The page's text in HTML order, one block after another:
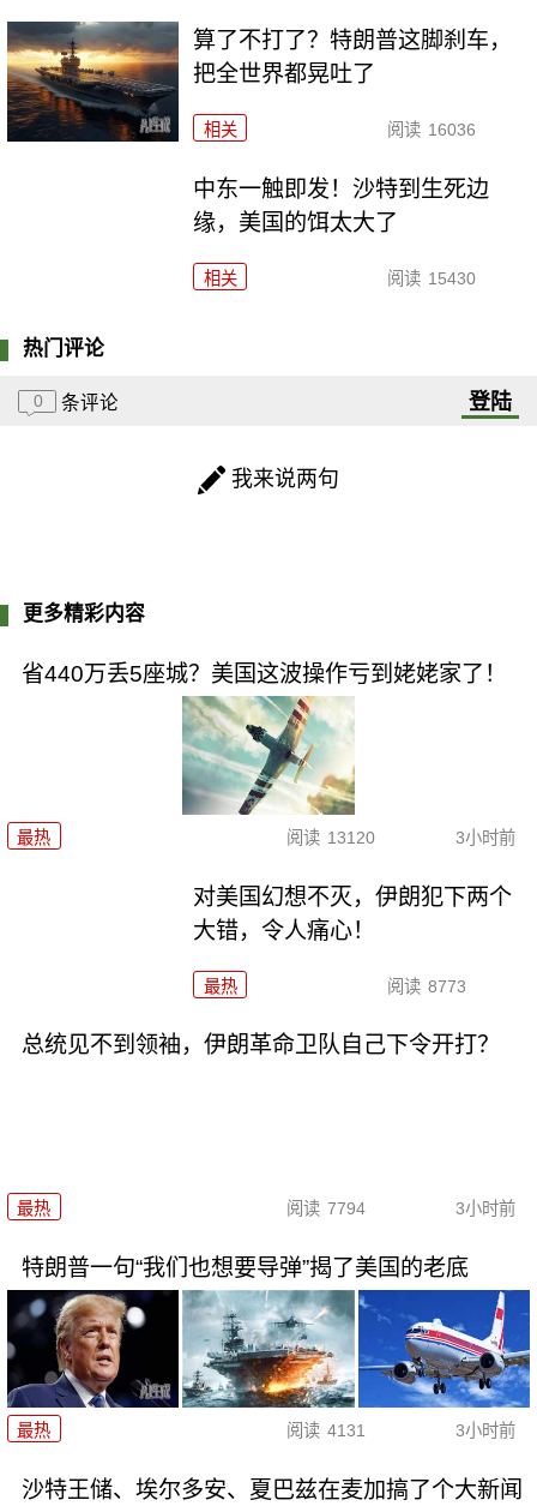
算了不打了？特朗普这脚刹车，
把全世界都晃吐了
相关 阅读 16036
中东一触即发！沙特到生死边
缘，美国的饵太大了
相关 阅读 15430
热门评论
0 条评论 登陆
我来说两句
更多精彩内容
省440万丢5座城？美国这波操作亏到姥姥家了！
最热 阅读 13120 3小时前
对美国幻想不灭，伊朗犯下两个
大错，令人痛心！
最热 阅读 8773
总统见不到领袖，伊朗革命卫队自己下令开打？
最热 阅读 7794 3小时前
特朗普一句“我们也想要导弹”揭了美国的老底
最热 阅读 4131 3小时前
沙特王储、埃尔多安、夏巴兹在麦加搞了个大新闻